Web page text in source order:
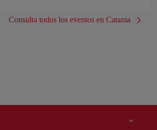
Consulta todos los eventos en Catania